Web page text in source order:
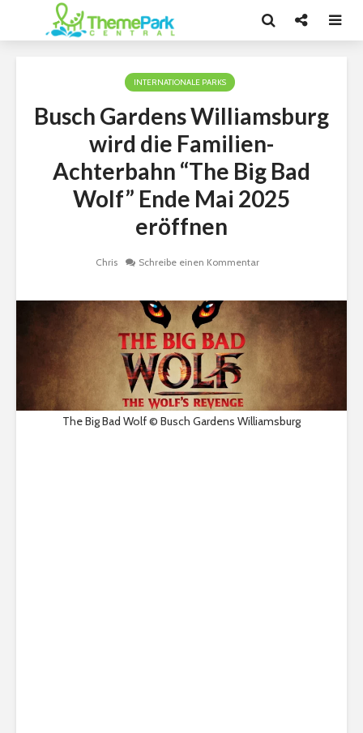
INTERNATIONALE PARKS
Busch Gardens Williamsburg
wird die Familien-
Achterbahn “The Big Bad
Wolf” Ende Mai 2025
eröffnen
Chris Schreibe einen Kommentar
The Big Bad Wolf © Busch Gardens Williamsburg